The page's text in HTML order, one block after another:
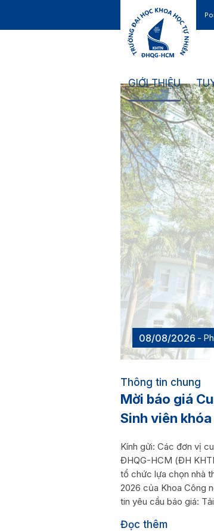
GIỚI THIỆU
08/08/2026
Thông tin chung
Mời báo giá
Sinh viên
Kính gửi: Các đơn vị
ĐHQG-HCM (ĐH
tổ chức lựa chọn nhà
2026 của Khoa Công
tin yêu cầu báo giá:
Đọc thêm